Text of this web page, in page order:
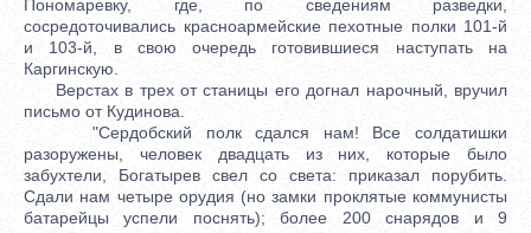
Пономаревку, где, по сведениям разведки,
сосредоточивались красноармейские пехотные полки 101-й
и 103-й, в свою очередь готовившиеся наступать на
Каргинскую.
Верстах в трех от станицы его догнал нарочный, вручил
письмо от Кудинова.
"Сердобский полк сдался нам! Все солдатишки
разоружены, человек двадцать из них, которые было
забухтели, Богатырев свел со света: приказал порубить.
Сдали нам четыре орудия (но замки проклятые коммунисты
батарейцы успели поснять); более 200 снарядов и 9